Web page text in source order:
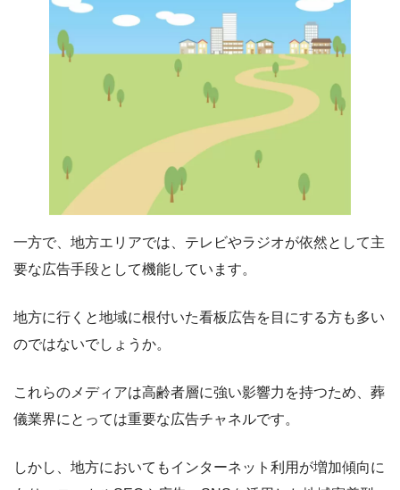
一方で、地方エリアでは、テレビやラジオが依然として主
要な広告手段として機能しています。
地方に行くと地域に根付いた看板広告を目にする方も多い
のではないでしょうか。
これらのメディアは高齢者層に強い影響力を持つため、葬
儀業界にとっては重要な広告チャネルです。
しかし、地方においてもインターネット利用が増加傾向に